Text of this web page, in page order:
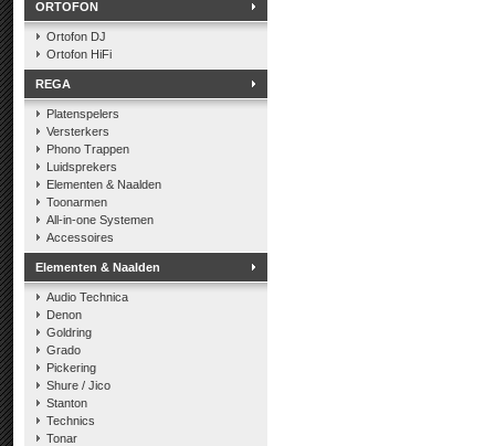
ORTOFON
Ortofon DJ
Ortofon HiFi
REGA
Platenspelers
Versterkers
Phono Trappen
Luidsprekers
Elementen & Naalden
Toonarmen
All-in-one Systemen
Accessoires
Elementen & Naalden
Audio Technica
Denon
Goldring
Grado
Pickering
Shure / Jico
Stanton
Technics
Tonar